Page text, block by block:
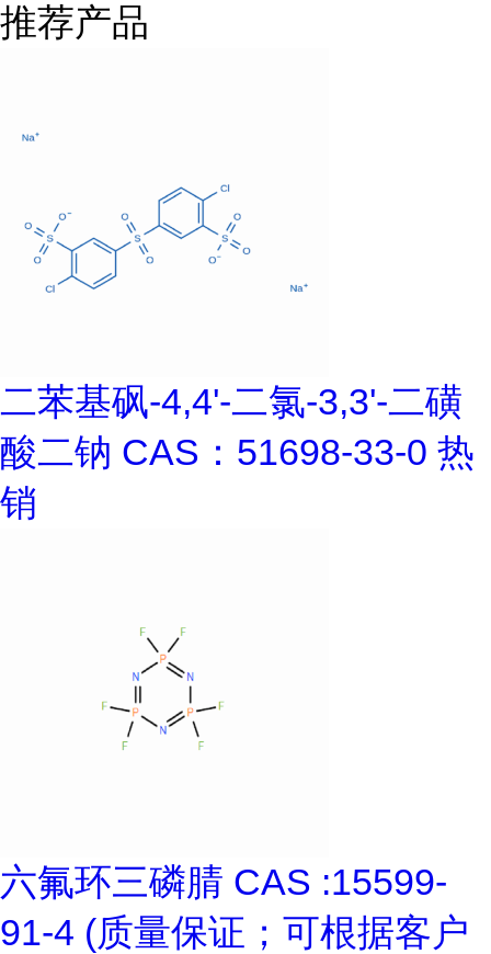
推荐产品
二苯基砜-4,4'-二氯-3,3'-二磺
酸二钠 CAS：51698-33-0 热
销
六氟环三磷腈 CAS :15599-
91-4 (质量保证；可根据客户